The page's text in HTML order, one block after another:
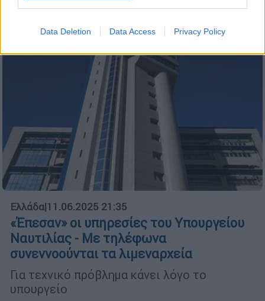
Data Deletion Data Access Privacy Policy
Ελλάδα|11.06.2025 21:35
«Έπεσαν» οι υπηρεσίες του Υπουργείου
Ναυτιλίας - Με τηλέφωνα
συνεννοούνται τα λιμεναρχεία
Για τεχνικό πρόβλημα κάνει λόγο το
υπουργείο